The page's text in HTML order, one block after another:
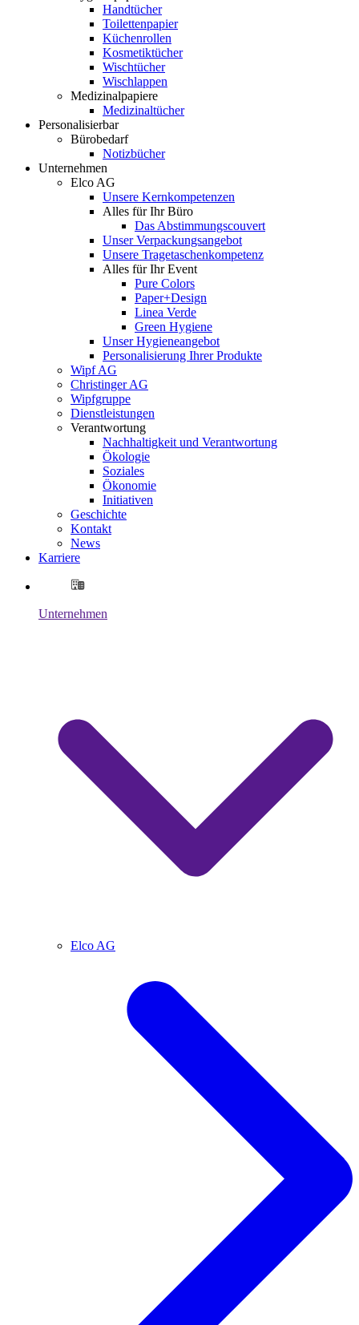
Handtücher
Toilettenpapier
Küchenrollen
Kosmetiktücher
Wischtücher
Wischlappen
Medizinalpapiere
Medizinaltücher
Personalisierbar
Bürobedarf
Notizbücher
Unternehmen
Elco AG
Unsere Kernkompetenzen
Alles für Ihr Büro
Das Abstimmungscouvert
Unser Verpackungsangebot
Unsere Tragetaschenkompetenz
Alles für Ihr Event
Pure Colors
Paper+Design
Linea Verde
Green Hygiene
Unser Hygieneangebot
Personalisierung Ihrer Produkte
Wipf AG
Christinger AG
Wipfgruppe
Dienstleistungen
Verantwortung
Nachhaltigkeit und Verantwortung
Ökologie
Soziales
Ökonomie
Initiativen
Geschichte
Kontakt
News
Karriere
Unternehmen
Elco AG